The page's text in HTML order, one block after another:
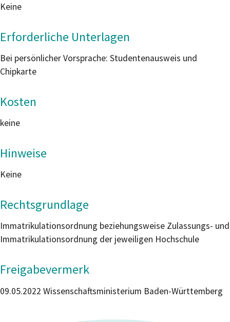
Keine
Erforderliche Unterlagen
Bei persönlicher Vorsprache: Studentenausweis und
Chipkarte
Kosten
keine
Hinweise
Keine
Rechtsgrundlage
Immatrikulationsordnung beziehungsweise Zulassungs- und
Immatrikulationsordnung der jeweiligen Hochschule
Freigabevermerk
09.05.2022 Wissenschaftsministerium Baden-Württemberg